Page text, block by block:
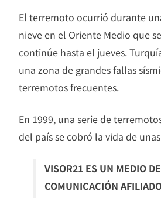
El terremoto ocurrió durante
nieve en el Oriente Medio que
continúe hasta el jueves.
una zona de grandes fallas
terremotos frecuentes.
En 1999, una serie de
del país se cobró la vida de
VISOR21 ES UN MEDIO DE
COMUNICACIÓN